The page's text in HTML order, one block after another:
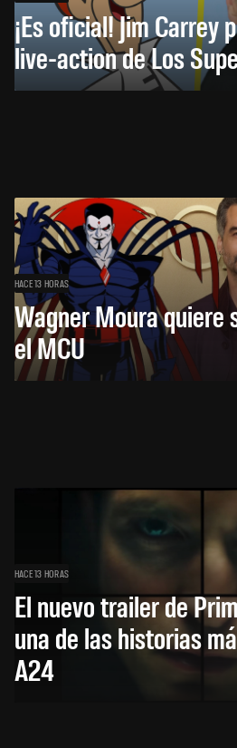
¡Es oficial! Jim Carrey
live-action de Los
HACE 13 HORAS
Wagner Moura quiere
el MCU
HACE 13 HORAS
El nuevo trailer de
una de las historias
A24